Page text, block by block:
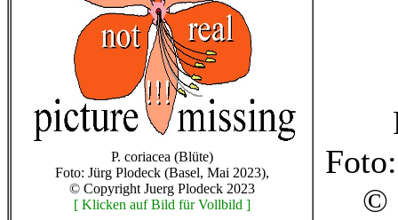
P. coriacea (Blüte)
Foto: Jürg Plodeck (Basel, Mai 2023),
© Copyright Juerg Plodeck 2023
[ Klicken auf Bild für Vollbild ]
©